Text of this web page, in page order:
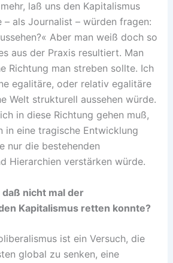
laß uns den Kapitalismus
– als Journalist – würden fragen:
Aber man weiß doch so
aus der Praxis resultiert. Man
Richtung man streben sollte. Ich
egalitäre, oder relativ egalitäre
Welt strukturell aussehen würde.
in diese Richtung gehen muß,
in eine tragische Entwicklung
nur die bestehenden
Hierarchien verstärken würde.
daß nicht mal der
Kapitalismus retten konnte?
ist ein Versuch, die
global zu senken, eine